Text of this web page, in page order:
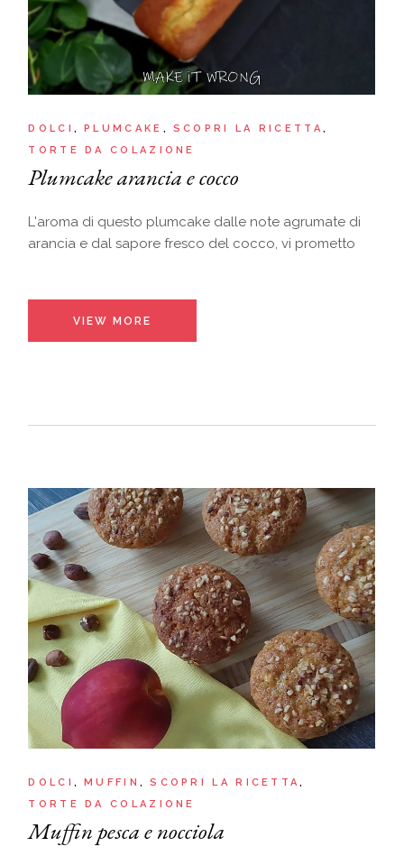
DOLCI PLUMCAKE
SCOPRI LA RICETTA
TORTE DA COLAZIONE
Plumcake arancia e cocco
L'aroma di questo plumcake dalle note agrumate di
arancia e dal sapore fresco del cocco, vi prometto
VIEW MORE
DOLCI MUFFIN
SCOPRI LA RICETTA
TORTE DA COLAZIONE
Muffin pesca e nocciola